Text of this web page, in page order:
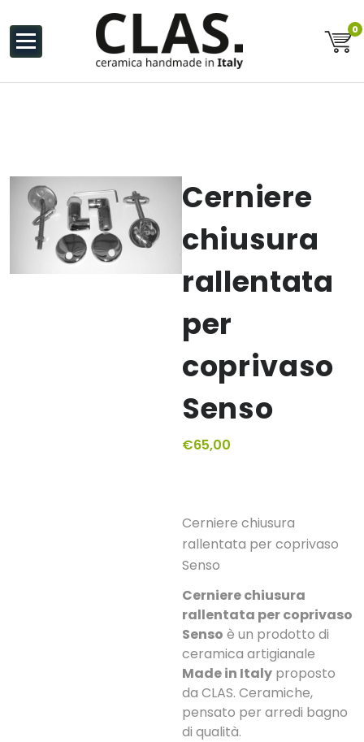
contenuto
0
Cerniere
chiusura
rallentata
per
coprivaso
Senso
€65,00
Cerniere chiusura
rallentata per coprivaso
Senso
Cerniere chiusura
rallentata per coprivaso
Senso è un prodotto di
ceramica artigianale
Made in Italy proposto
da CLAS. Ceramiche,
pensato per arredi bagno
di qualità.